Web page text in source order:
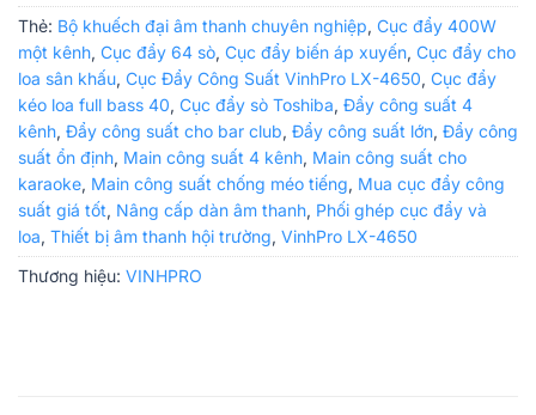
Thẻ: Bộ khuếch đại âm thanh chuyên nghiệp, Cục đẩy 400W
một kênh, Cục đẩy 64 sò, Cục đẩy biến áp xuyến, Cục đẩy cho
loa sân khấu, Cục Đẩy Công Suất VinhPro LX-4650, Cục đẩy
kéo loa full bass 40, Cục đẩy sò Toshiba, Đẩy công suất 4
kênh, Đẩy công suất cho bar club, Đẩy công suất lớn, Đẩy công
suất ổn định, Main công suất 4 kênh, Main công suất cho
karaoke, Main công suất chống méo tiếng, Mua cục đẩy công
suất giá tốt, Nâng cấp dàn âm thanh, Phối ghép cục đẩy và
loa, Thiết bị âm thanh hội trường, VinhPro LX-4650
Thương hiệu: VINHPRO